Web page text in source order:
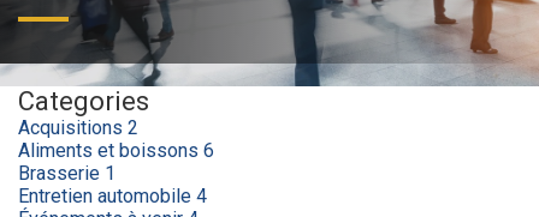
Categories
Acquisitions 2
Aliments et boissons 6
Brasserie 1
Entretien automobile 4